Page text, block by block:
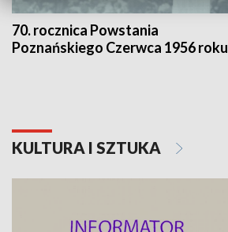
70. rocznica Powstania
Poznańskiego Czerwca 1956 roku
KULTURA I SZTUKA